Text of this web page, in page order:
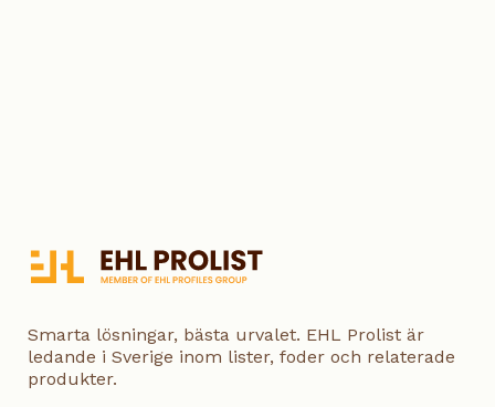
Smarta lösningar, bästa urvalet. EHL Prolist är
ledande i Sverige inom lister, foder och relaterade
produkter.